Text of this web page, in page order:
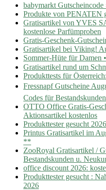
babymarkt
Produkte von PENATEN
Gratisartikel von YVES
kostenlose Parfümproben
Gratis-Geschenk-
Gratisartikel bei Viking!
Sommer-Hüte für Damen
Gratisartikel rund um
Produkttests für
Fressnapf Gutscheine
Codes für
OTTO Office Gratis-
Aktionsartikel kostenlos
Produkttester gesucht
Printus Gratisartikel im
**
ZooRoyal Gratisartikel /
Bestandskunden u.
office discount 2026:
Produkttester gesucht :
2026